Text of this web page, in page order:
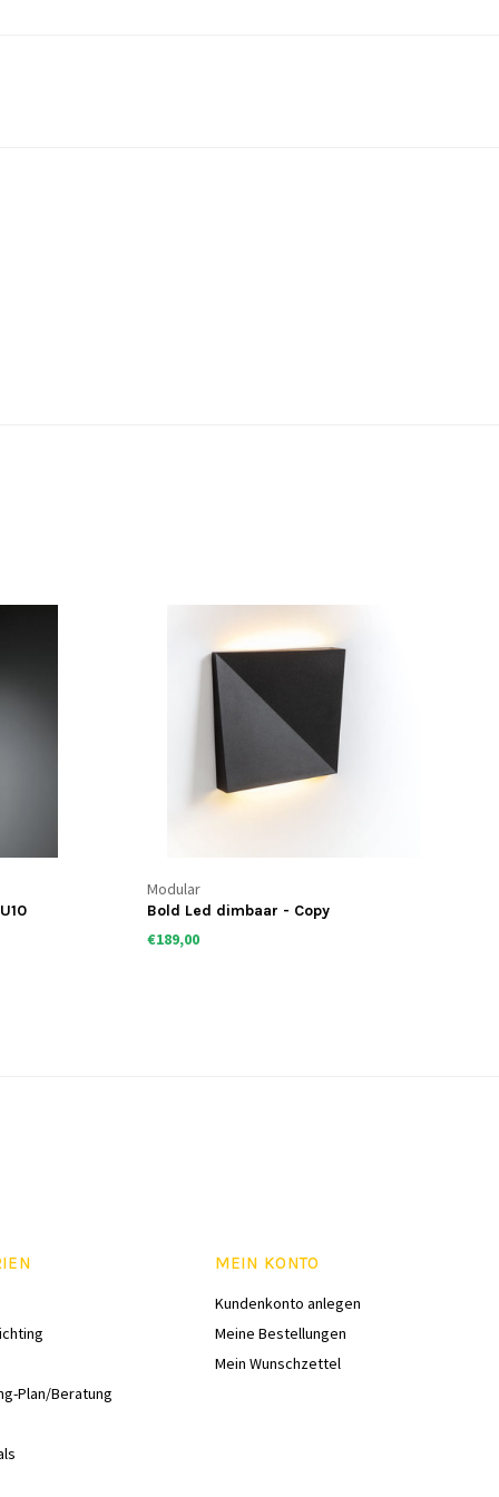
Modular
Bold Led dimbaar - Copy
€189,00
Plan/Beratung
MEIN KONTO
Kundenkonto anlegen
Meine Bestellungen
Mein Wunschzettel